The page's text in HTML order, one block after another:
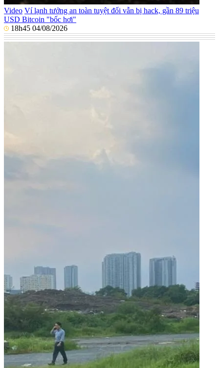
Video Ví lạnh tưởng an toàn tuyệt đối vẫn bị hack, gần 89 triệu
USD Bitcoin "bốc hơi"
18h45 04/08/2026